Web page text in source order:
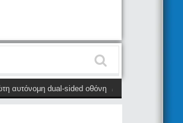
dual-sided οθόνη (28 Μαΐου)